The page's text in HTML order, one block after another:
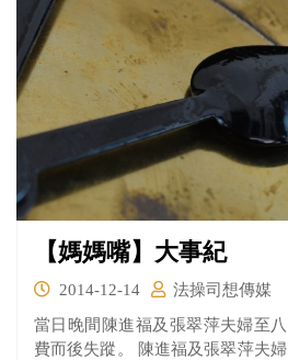
【媽媽嘴】大事紀
2014-12-14
法操司想傳媒
當日晚間陳進福及張翠萍夫婦至
費而後失蹤。 陳進福及張翠萍夫